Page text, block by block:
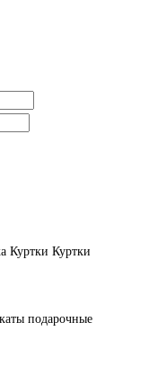
Куртки Куртки
подарочные